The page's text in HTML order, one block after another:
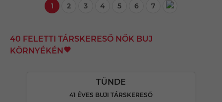
1 2 3 4 5 6 7
40 FELETTI TÁRSKERESŐ NŐK BUJ
KÖRNYÉKÉN
TÜNDE
41 ÉVES BUJI TÁRSKERESŐ